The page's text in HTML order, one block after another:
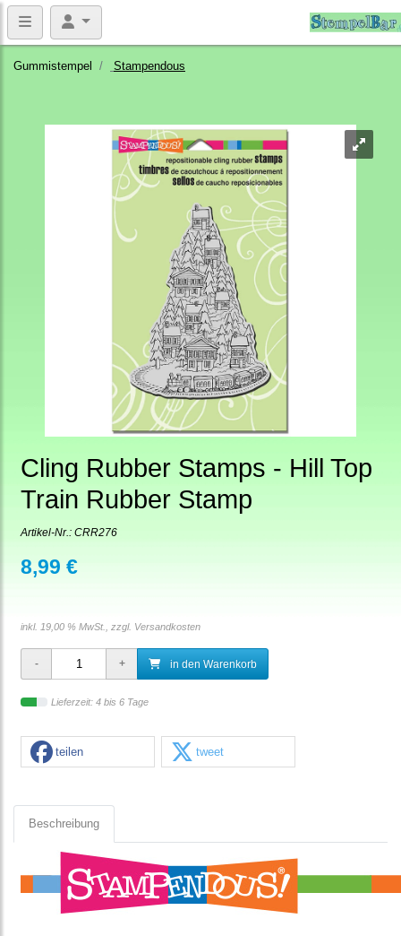
Gummistempel Stampendous
Cling Rubber Stamps - Hill Top
Train Rubber Stamp
Artikel-Nr.: CRR276
8,99 €
inkl. 19,00 % MwSt., zzgl. Versandkosten
in den Warenkorb
Lieferzeit: 4 bis 6 Tage
teilen tweet
Beschreibung